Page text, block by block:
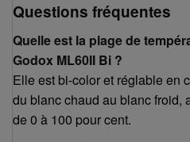
Questions fréquentes
Quelle est la plage de
Godox ML60II Bi ?
Elle est bi-color et réglable en
du blanc chaud au blanc froid,
de 0 à 100 pour cent.